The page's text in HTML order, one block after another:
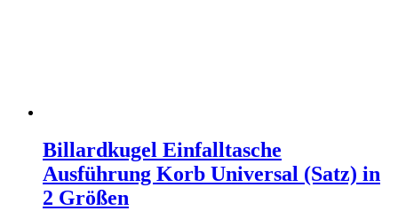
Billardkugel Einfalltasche
Ausführung Korb Universal (Satz) in
2 Größen